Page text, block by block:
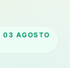
03 AGOSTO